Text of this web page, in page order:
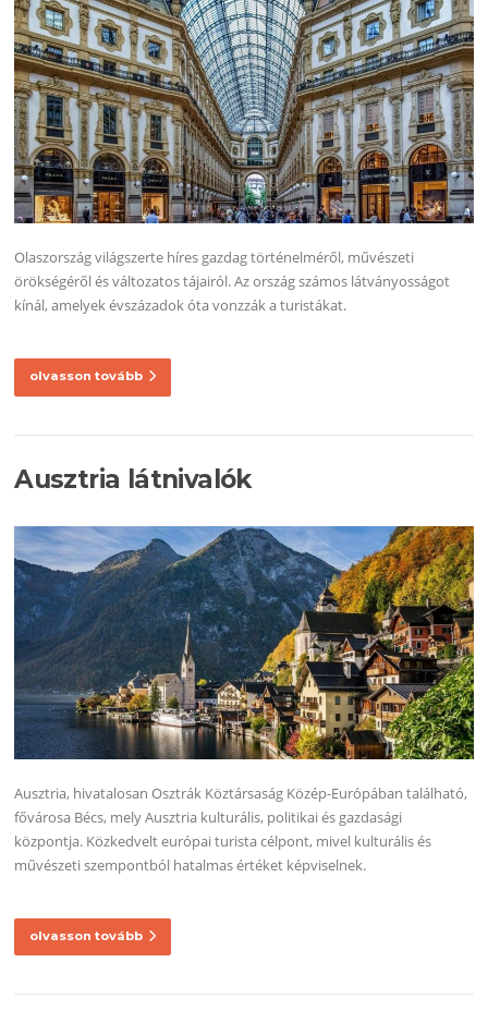
Olaszország világszerte híres gazdag történelméről, művészeti
örökségéről és változatos tájairól. Az ország számos látványosságot
kínál, amelyek évszázadok óta vonzzák a turistákat.
olvasson tovább
Ausztria látnivalók
Ausztria, hivatalosan Osztrák Köztársaság Közép-Európában található,
fővárosa Bécs, mely Ausztria kulturális, politikai és gazdasági
központja. Közkedvelt európai turista célpont, mivel kulturális és
művészeti szempontból hatalmas értéket képviselnek.
olvasson tovább